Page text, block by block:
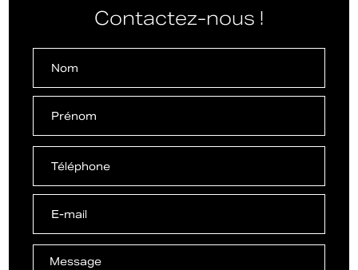
Contactez-nous !